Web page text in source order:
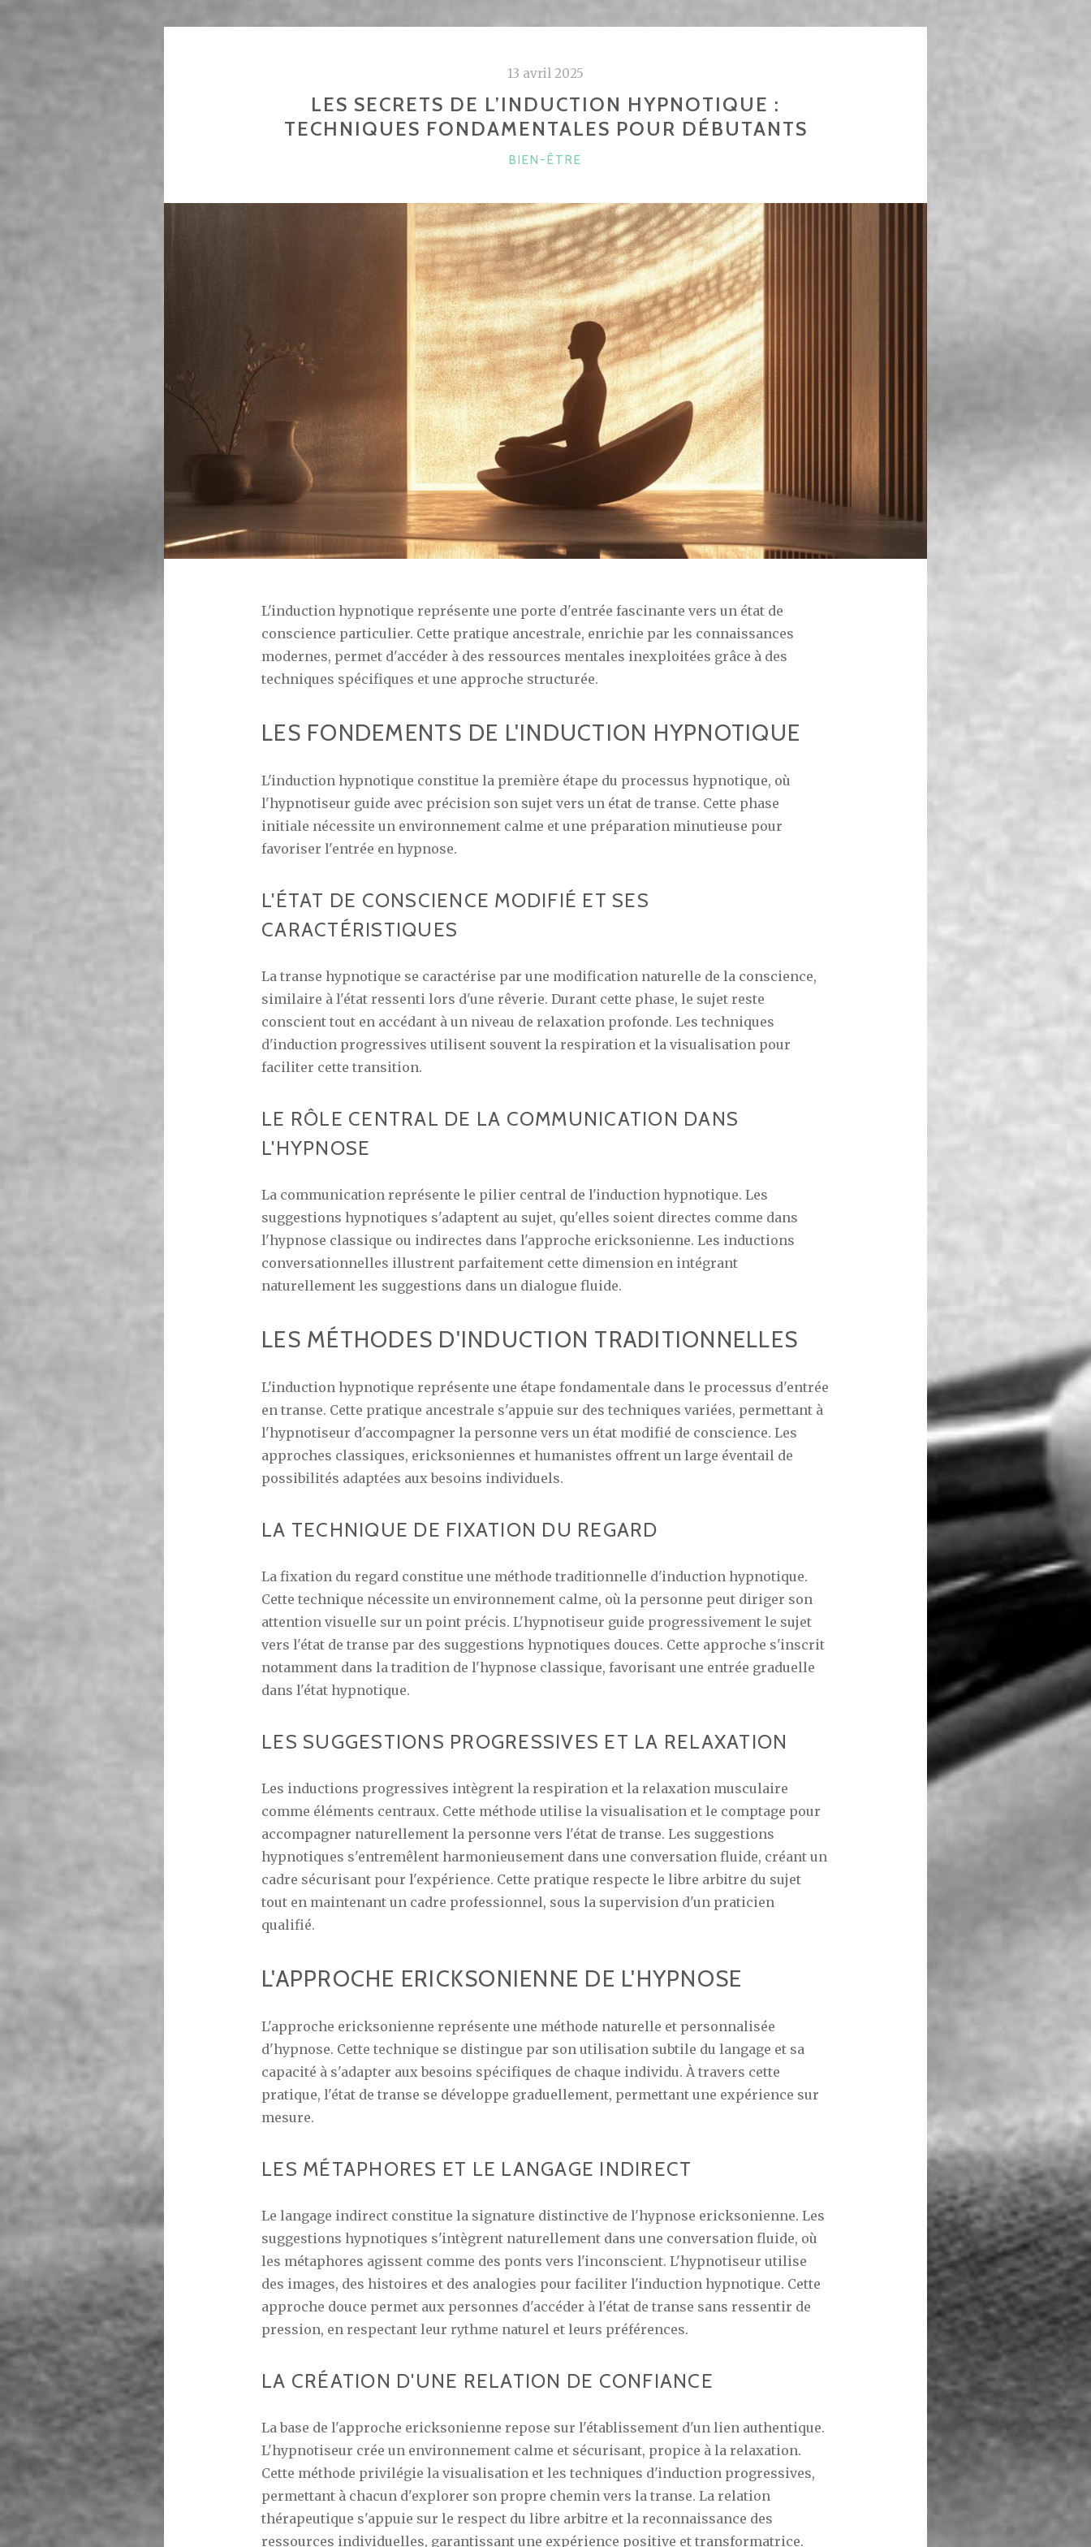
13 avril 2025
LES SECRETS DE L’INDUCTION HYPNOTIQUE :
TECHNIQUES FONDAMENTALES POUR DÉBUTANTS
CATÉGORIES
BIEN-ÊTRE
L'induction hypnotique représente une porte d'entrée fascinante vers un état de
conscience particulier. Cette pratique ancestrale, enrichie par les connaissances
modernes, permet d'accéder à des ressources mentales inexploitées grâce à des
techniques spécifiques et une approche structurée.
LES FONDEMENTS DE L'INDUCTION HYPNOTIQUE
L'induction hypnotique constitue la première étape du processus hypnotique, où
l'hypnotiseur guide avec précision son sujet vers un état de transe. Cette phase
initiale nécessite un environnement calme et une préparation minutieuse pour
favoriser l'entrée en hypnose.
L'ÉTAT DE CONSCIENCE MODIFIÉ ET SES
CARACTÉRISTIQUES
La transe hypnotique se caractérise par une modification naturelle de la conscience,
similaire à l'état ressenti lors d'une rêverie. Durant cette phase, le sujet reste
conscient tout en accédant à un niveau de relaxation profonde. Les techniques
d'induction progressives utilisent souvent la respiration et la visualisation pour
faciliter cette transition.
LE RÔLE CENTRAL DE LA COMMUNICATION DANS
L'HYPNOSE
La communication représente le pilier central de l'induction hypnotique. Les
suggestions hypnotiques s'adaptent au sujet, qu'elles soient directes comme dans
l'hypnose classique ou indirectes dans l'approche ericksonienne. Les inductions
conversationnelles illustrent parfaitement cette dimension en intégrant
naturellement les suggestions dans un dialogue fluide.
LES MÉTHODES D'INDUCTION TRADITIONNELLES
L'induction hypnotique représente une étape fondamentale dans le processus d'entrée
en transe. Cette pratique ancestrale s'appuie sur des techniques variées, permettant à
l'hypnotiseur d'accompagner la personne vers un état modifié de conscience. Les
approches classiques, ericksoniennes et humanistes offrent un large éventail de
possibilités adaptées aux besoins individuels.
LA TECHNIQUE DE FIXATION DU REGARD
La fixation du regard constitue une méthode traditionnelle d'induction hypnotique.
Cette technique nécessite un environnement calme, où la personne peut diriger son
attention visuelle sur un point précis. L'hypnotiseur guide progressivement le sujet
vers l'état de transe par des suggestions hypnotiques douces. Cette approche s'inscrit
notamment dans la tradition de l'hypnose classique, favorisant une entrée graduelle
dans l'état hypnotique.
LES SUGGESTIONS PROGRESSIVES ET LA RELAXATION
Les inductions progressives intègrent la respiration et la relaxation musculaire
comme éléments centraux. Cette méthode utilise la visualisation et le comptage pour
accompagner naturellement la personne vers l'état de transe. Les suggestions
hypnotiques s'entremêlent harmonieusement dans une conversation fluide, créant un
cadre sécurisant pour l'expérience. Cette pratique respecte le libre arbitre du sujet
tout en maintenant un cadre professionnel, sous la supervision d'un praticien
qualifié.
L'APPROCHE ERICKSONIENNE DE L'HYPNOSE
L'approche ericksonienne représente une méthode naturelle et personnalisée
d'hypnose. Cette technique se distingue par son utilisation subtile du langage et sa
capacité à s'adapter aux besoins spécifiques de chaque individu. À travers cette
pratique, l'état de transe se développe graduellement, permettant une expérience sur
mesure.
LES MÉTAPHORES ET LE LANGAGE INDIRECT
Le langage indirect constitue la signature distinctive de l'hypnose ericksonienne. Les
suggestions hypnotiques s'intègrent naturellement dans une conversation fluide, où
les métaphores agissent comme des ponts vers l'inconscient. L'hypnotiseur utilise
des images, des histoires et des analogies pour faciliter l'induction hypnotique. Cette
approche douce permet aux personnes d'accéder à l'état de transe sans ressentir de
pression, en respectant leur rythme naturel et leurs préférences.
LA CRÉATION D'UNE RELATION DE CONFIANCE
La base de l'approche ericksonienne repose sur l'établissement d'un lien authentique.
L'hypnotiseur crée un environnement calme et sécurisant, propice à la relaxation.
Cette méthode privilégie la visualisation et les techniques d'induction progressives,
permettant à chacun d'explorer son propre chemin vers la transe. La relation
thérapeutique s'appuie sur le respect du libre arbitre et la reconnaissance des
ressources individuelles, garantissant une expérience positive et transformatrice.